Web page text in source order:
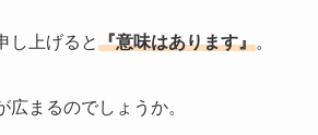
し上げると『意味はあります』。
まるのでしょうか。